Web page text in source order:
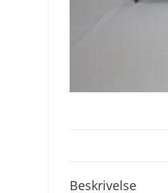
Beskrivelse